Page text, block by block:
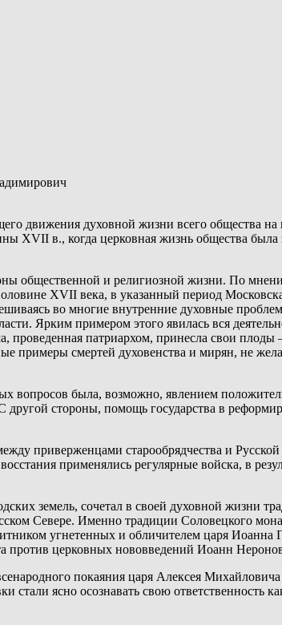
движения духовной жизни всего общества
XVII в., когда церковная жизнь общества
общественной и религиозной жизни. По
XVII века, в указанный период
во многие внутренние духовные
Ярким примером этого явилась вся
патриархом, принесла свои
примеры смертей духовенства и мирян, не
была, возможно, явлением
стороны, помощь государства в
приверженцами старообрядчества и
применялись регулярные войска, в
земель, сочетал в своей духовной жизни
Севере. Именно традиции Соловецкого
угнетенных и обличителем царя
против церковных нововведений Иоанн
покаяния царя Алексея
ясно осознавать свою ответственность